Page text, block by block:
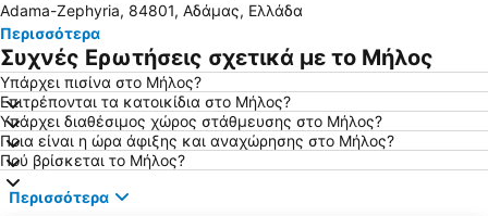
Αυλόμωνας
Σεράλια
Πουλάτη
Παραδοσιακός Οικισμός Απολλωνίας
Αρχαίο Θέατρο Μήλου
Φάρος
Παραλία ψιλή άμμος
Αλυκή
Πολύαιγος
Κάστρο Σερίφου
Φυριπλάκα
Ελληνικά
Σαρακήνικο
Adama-Zephyria, 84801, Αδάμας, Ελλάδα
Περισσότερα
Συχνές Ερωτήσεις σχετικά με το Μήλος
Υπάρχει πισίνα στο Μήλος?
Επιτρέπονται τα κατοικίδια στο Μήλος?
Υπάρχει διαθέσιμος χώρος στάθμευσης στο Μήλος?
Ποια είναι η ώρα άφιξης και αναχώρησης στο Μήλος?
Πού βρίσκεται το Μήλος?
Περισσότερα